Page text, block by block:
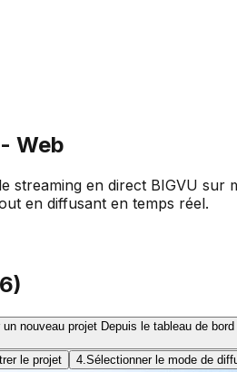
Web
streaming en direct BIGVU
en diffusant en temps réel.
6)
de BIGVU, cliquez sur Nouveau projet dans la barre latérale en haut à gauche. Dans le menu qui apparaît, sélectionnez Script pour ouvrir un
le projet 4. Sélectionner le mode de